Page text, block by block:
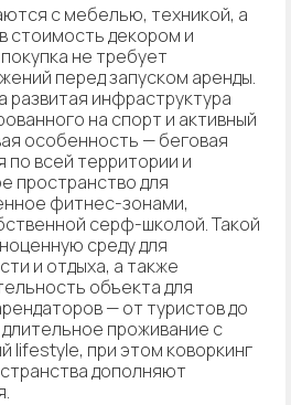
с мебелью, техникой, а
стоимость декором и
не требует
перед запуском аренды.
развитая инфраструктура
на спорт и активный
особенность — беговая
всей территории и
пространство для
фитнес-зонами,
серф-школой. Такой
среду для
и отдыха, а также
объекта для
— от туристов до
проживание с
lifestyle, при этом коворкинг
дополняют